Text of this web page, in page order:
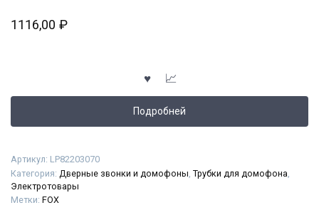
1116,00 ₽
Подробней
Артикул: LP82203070
Категория: Дверные звонки и домофоны Трубки для домофона
Электротовары
Метки: FOX